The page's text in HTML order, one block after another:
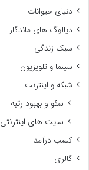
دنیای حیوانات
دیالوگ های ماندگار
سبک زندگی
سینما و تلویزیون
شبکه و اینترنت
سئو و بهبود رتبه
سایت های اینترنتی
کسب درآمد
گالری